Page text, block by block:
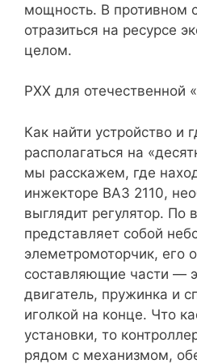
мощность. В противном
отразиться на ресурсе
целом.
РХХ для отечественной
Как найти устройство и
располагаться на
мы расскажем, где
инжекторе ВАЗ 2110,
выглядит регулятор. По
представляет собой
элеметромоторчик, его
составляющие части —
двигатель, пружинка и
иголкой на конце. Что
установки, то
рядом с механизмом,